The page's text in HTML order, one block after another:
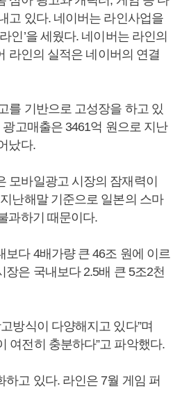
고 있다. 네이버는 라인사업을
인’을 세웠다. 네이버는 라인의
라인의 실적은 네이버의 연결
를 기반으로 고성장을 하고 있
고매출은 3461억 원으로 지난
났다.
모바일광고 시장의 잠재력이
난해말 기준으로 일본의 스마
과하기 때문이다.
보다 4배가량 큰 46조 원에 이르
장은 국내보다 2.5배 큰 5조2천
방식이 다양해지고 있다”며
여전히 충분하다”고 파악했다.
고 있다. 라인은 7월 게임 퍼